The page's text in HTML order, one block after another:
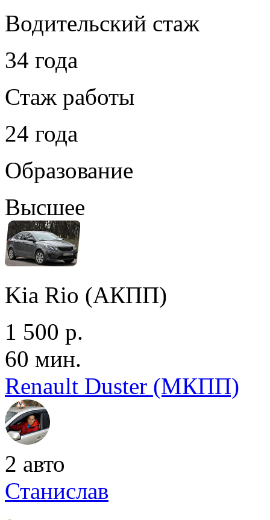
Водительский стаж
34 года
Стаж работы
24 года
Образование
Высшее
Kia Rio (АКПП)
1 500 р.
60 мин.
Renault Duster (МКПП)
2 авто
Станислав